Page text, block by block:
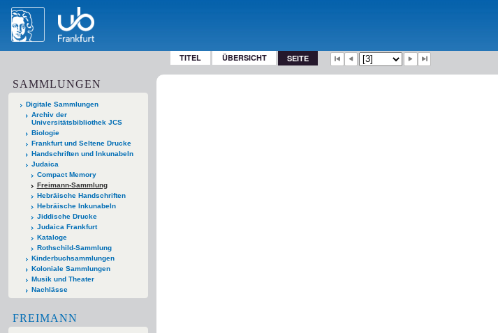
TITEL ÜBERSICHT SEITE
SAMMLUNGEN
Digitale Sammlungen
Archiv der
Universitätsbibliothek JCS
Biologie
Frankfurt und Seltene Drucke
Handschriften und Inkunabeln
Judaica
Compact Memory
Freimann-Sammlung
Hebräische Handschriften
Hebräische Inkunabeln
Jiddische Drucke
Judaica Frankfurt
Kataloge
Rothschild-Sammlung
Kinderbuchsammlungen
Koloniale Sammlungen
Musik und Theater
Nachlässe
FREIMANN